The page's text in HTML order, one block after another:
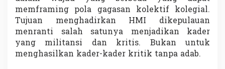
memframing pola gagasan kolektif kolegial.
Tujuan menghadirkan HMI dikepulauan
menranti salah satunya menjadikan kader
yang militansi dan kritis. Bukan untuk
menghasilkan kader-kader kritik tanpa adab.